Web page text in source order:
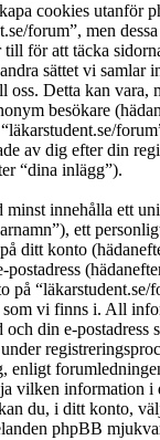
cookies utanför
forum”, men
för att täcka
sättet vi samlar
oss. Detta kan vara,
besökare
av dig efter din
“dina inlägg”).
innehålla ett
ett
ditt konto
på “läkarstudent.se/
som vi finns i. All
din e-postadress
enligt
vilken information i
du, i ditt konto,
phpBB